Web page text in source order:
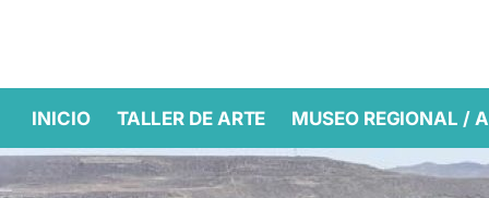
INICIO TALLER DE ARTE MUSEO REGIONAL /